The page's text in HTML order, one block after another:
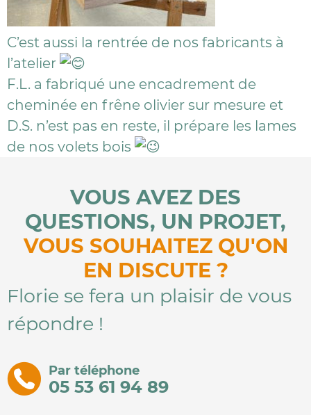
C’est aussi la rentrée de nos fabricants à
l’atelier
F.L. a fabriqué une encadrement de
cheminée en frêne olivier sur mesure et
D.S. n’est pas en reste, il prépare les lames
de nos volets bois
VOUS AVEZ DES
QUESTIONS, UN PROJET,
VOUS SOUHAITEZ QU'ON
EN DISCUTE ?
Florie se fera un plaisir de vous
répondre !
Par téléphone
05 53 61 94 89